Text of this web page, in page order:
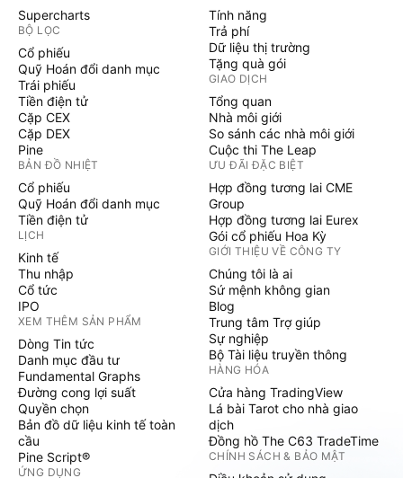
Supercharts
BỘ LỌC
Cổ phiếu
Quỹ Hoán đổi danh mục
Trái phiếu
Tiền điện tử
Cặp CEX
Cặp DEX
Pine
BẢN ĐỒ NHIỆT
Cổ phiếu
Quỹ Hoán đổi danh mục
Tiền điện tử
LỊCH
Kinh tế
Thu nhập
Cổ tức
IPO
XEM THÊM SẢN PHẨM
Dòng Tin tức
Danh mục đầu tư
Fundamental Graphs
Đường cong lợi suất
Quyền chọn
Bản đồ dữ liệu kinh tế toàn
cầu
Pine Script®
ỨNG DỤNG
Tính năng
Trả phí
Dữ liệu thị trường
Tặng quà gói
GIAO DỊCH
Tổng quan
Nhà môi giới
So sánh các nhà môi giới
Cuộc thi The Leap
ƯU ĐÃI ĐẶC BIỆT
Hợp đồng tương lai CME
Group
Hợp đồng tương lai Eurex
Gói cổ phiếu Hoa Kỳ
GIỚI THIỆU VỀ CÔNG TY
Chúng tôi là ai
Sứ mệnh không gian
Blog
Trung tâm Trợ giúp
Sự nghiệp
Bộ Tài liệu truyền thông
HÀNG HÓA
Cửa hàng TradingView
Lá bài Tarot cho nhà giao
dịch
Đồng hồ The C63 TradeTime
CHÍNH SÁCH & BẢO MẬT